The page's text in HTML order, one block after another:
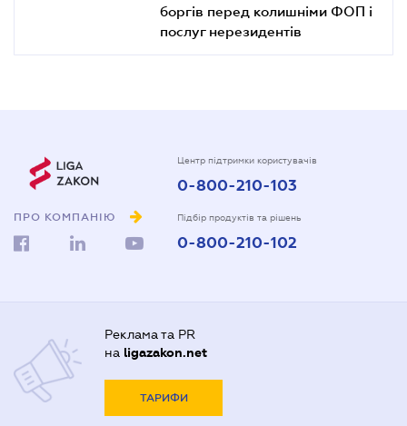
боргів перед колишніми ФОП і
послуг нерезидентів
ПРО КОМПАНІЮ
Центр підтримки користувачів
0-800-210-103
Підбір продуктів та рішень
0-800-210-102
Реклама та PR
на ligazakon.net
ТАРИФИ